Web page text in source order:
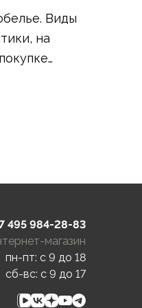
Виды
на
495 984-28-83
магазин
пн-пт: c 9 до 18
сб-вс: c 9 до 17